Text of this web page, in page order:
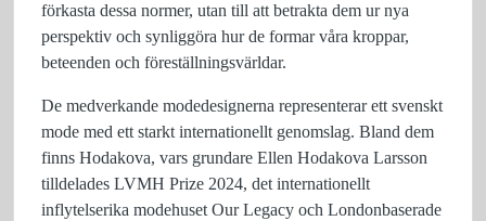
förkasta dessa normer, utan till att betrakta dem ur nya
perspektiv och synliggöra hur de formar våra kroppar,
beteenden och föreställningsvärldar.
De medverkande modedesignerna representerar ett svenskt
mode med ett starkt internationellt genomslag. Bland dem
finns Hodakova, vars grundare Ellen Hodakova Larsson
tilldelades LVMH Prize 2024, det internationellt
inflytelserika modehuset Our Legacy och Londonbaserade